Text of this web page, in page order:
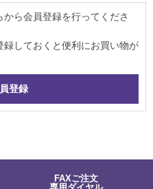
ら会員登録を行ってくださ
録しておくと便利にお買い物が
FAXご注文